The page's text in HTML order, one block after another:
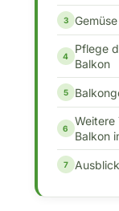
Pflege
Balkon
Weitere
Balkon